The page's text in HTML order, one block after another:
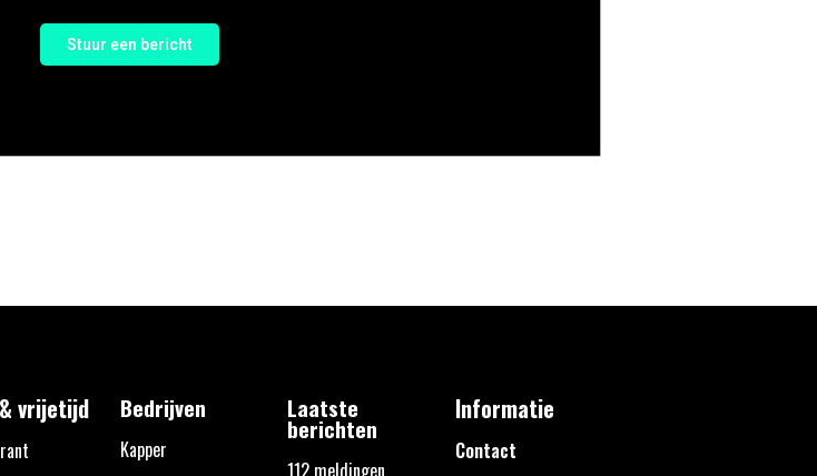
Stuur een bericht
vrijetijd Bedrijven
Kapper
Laatste
berichten
Informatie
Contact